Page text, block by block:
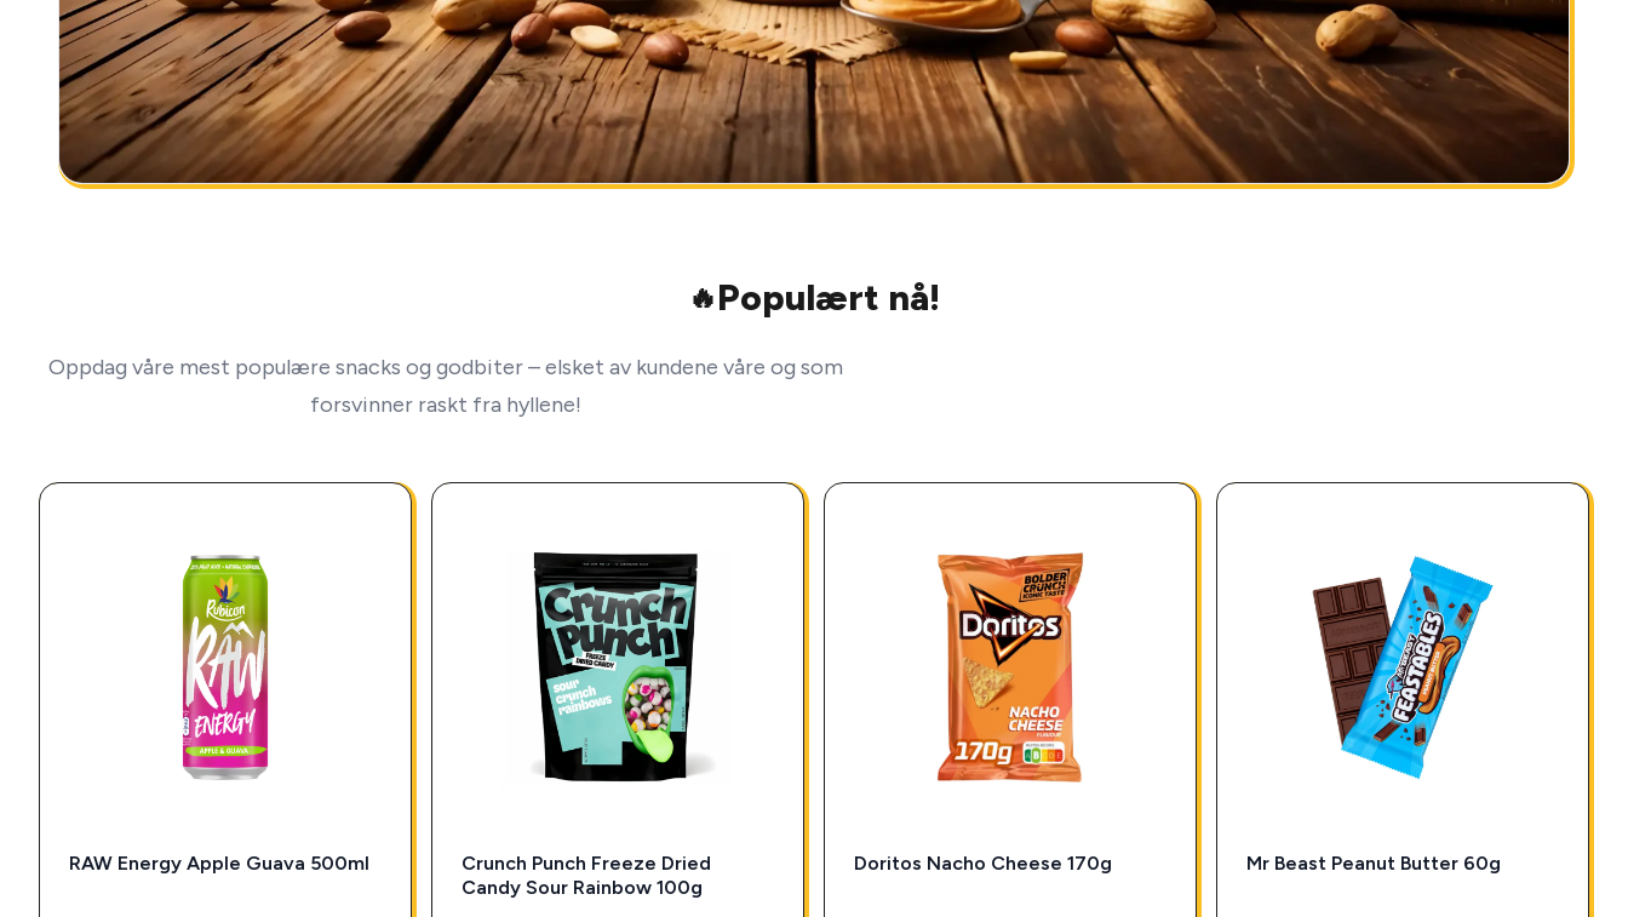
🔥Populært nå!
Oppdag våre mest populære snacks og godbiter – elsket av kundene våre og som
forsvinner raskt fra hyllene!
RAW Energy Apple Guava 500ml
Crunch Punch Freeze Dried
Candy Sour Rainbow 100g
Doritos Nacho Cheese 170g Mr Beast Peanut Butter 60g